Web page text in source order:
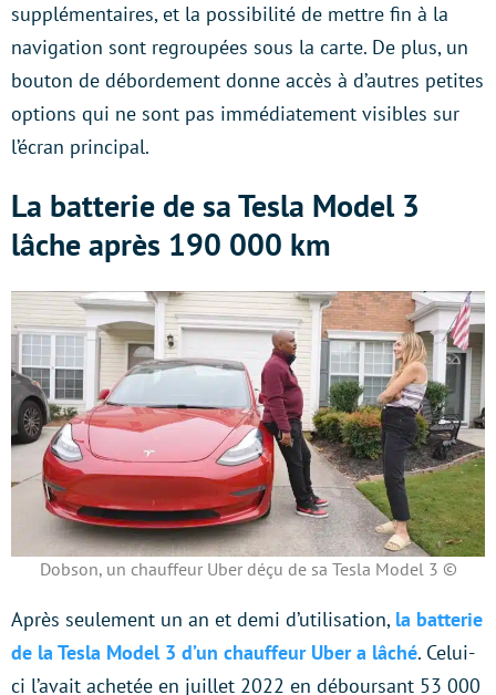
supplémentaires, et la possibilité de mettre fin à la
navigation sont regroupées sous la carte. De plus, un
bouton de débordement donne accès à d’autres petites
options qui ne sont pas immédiatement visibles sur
l’écran principal.
La batterie de sa Tesla Model 3
lâche après 190 000 km
Dobson, un chauffeur Uber déçu de sa Tesla Model 3 ©
Après seulement un an et demi d’utilisation, la batterie
de la Tesla Model 3 d’un chauffeur Uber a lâché. Celui-
ci l’avait achetée en juillet 2022 en déboursant 53 000